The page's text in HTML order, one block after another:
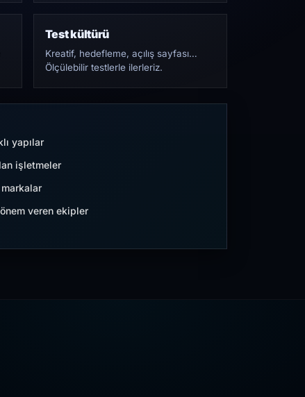
Test kültürü
Kreatif, hedefleme, açılış sayfası…
Ölçülebilir testlerle ilerleriz.
yapılar
işletmeler
veren ekipler